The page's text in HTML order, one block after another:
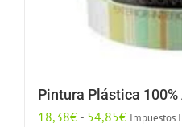
de
Pintura Plástica
18,38€ - 54,85€Rango
Impuestos